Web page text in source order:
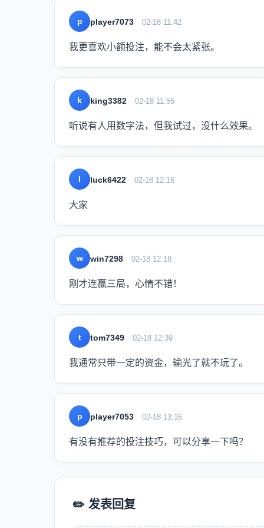
p player7073 02-18 11:42
我更喜欢小额投注，能不会太紧张。
k king3382 02-18 11:55
听说有人用数字法，但我试过，没什么效果。
l luck6422 02-18 12:16
大家
w win7298 02-18 12:18
刚才连赢三局，心情不错！
t tom7349 02-18 12:39
我通常只带一定的资金，输光了就不玩了。
p player7053 02-18 13:16
有没有推荐的投注技巧，可以分享一下吗？
✏️ 发表回复